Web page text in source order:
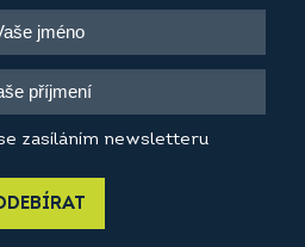
zasíláním newsletteru